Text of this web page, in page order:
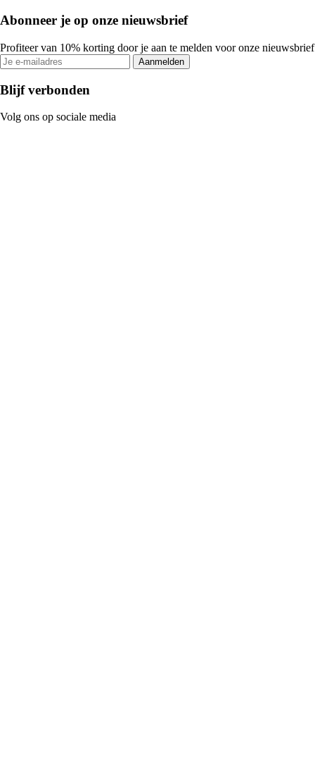
Abonneer je op onze nieuwsbrief
Profiteer van 10% korting door je aan te melden voor onze nieuwsbrief
Aanmelden
Blijf verbonden
Volg ons op sociale media